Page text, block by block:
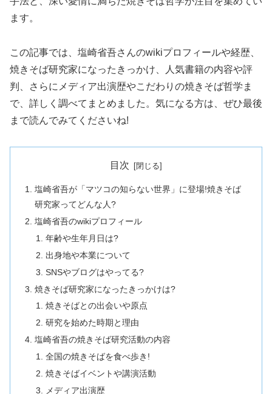
ます。
この記事では、塩崎省吾さんのwikiプロフィールや経歴、
焼きそば研究家になったきっかけ、人気書籍の内容や評
判、さらにメディア出演歴やこだわりの焼きそば哲学ま
で、詳しく調べてまとめました。気になる方は、ぜひ最後
まで読んでみてくださいね!
目次
塩崎省吾が「マツコの知らない世界」に登場!焼きそば
研究家ってどんな人?
塩崎省吾のwikiプロフィール
年齢や生年月日は?
出身地や本業について
SNSやブログはやってる?
焼きそば研究家になったきっかけは?
焼きそばとの出会いや原点
研究を始めた時期と理由
塩崎省吾の焼きそば研究活動の内容
全国の焼きそばを食べ歩き!
焼きそばイベントや講演活動
メディア出演歴